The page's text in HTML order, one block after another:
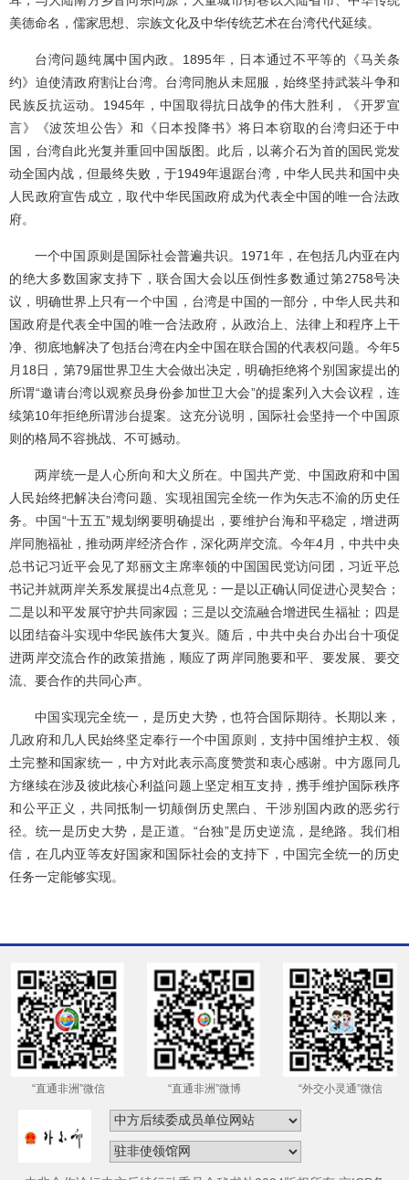
美德命名，儒家思想、宗族文化及中华传统艺术在台湾代代延续。
台湾问题纯属中国内政。1895年，日本通过不平等的《马关条
约》迫使清政府割让台湾。台湾同胞从未屈服，始终坚持武装斗争和
民族反抗运动。1945年，中国取得抗日战争的伟大胜利，《开罗宣
言》《波茨坦公告》和《日本投降书》将日本窃取的台湾归还于中
国，台湾自此光复并重回中国版图。此后，以蒋介石为首的国民党发
动全国内战，但最终失败，于1949年退踞台湾，中华人民共和国中央
人民政府宣告成立，取代中华民国政府成为代表全中国的唯一合法政
府。
一个中国原则是国际社会普遍共识。1971年，在包括几内亚在内
的绝大多数国家支持下，联合国大会以压倒性多数通过第2758号决
议，明确世界上只有一个中国，台湾是中国的一部分，中华人民共和
国政府是代表全中国的唯一合法政府，从政治上、法律上和程序上干
净、彻底地解决了包括台湾在内全中国在联合国的代表权问题。今年5
月18日，第79届世界卫生大会做出决定，明确拒绝将个别国家提出的
所谓“邀请台湾以观察员身份参加世卫大会”的提案列入大会议程，连
续第10年拒绝所谓涉台提案。这充分说明，国际社会坚持一个中国原
则的格局不容挑战、不可撼动。
两岸统一是人心所向和大义所在。中国共产党、中国政府和中国
人民始终把解决台湾问题、实现祖国完全统一作为矢志不渝的历史任
务。中国“十五五”规划纲要明确提出，要维护台海和平稳定，增进两
岸同胞福祉，推动两岸经济合作，深化两岸交流。今年4月，中共中央
总书记习近平会见了郑丽文主席率领的中国国民党访问团，习近平总
书记并就两岸关系发展提出4点意见：一是以正确认同促进心灵契合；
二是以和平发展守护共同家园；三是以交流融合增进民生福祉；四是
以团结奋斗实现中华民族伟大复兴。随后，中共中央台办出台十项促
进两岸交流合作的政策措施，顺应了两岸同胞要和平、要发展、要交
流、要合作的共同心声。
中国实现完全统一，是历史大势，也符合国际期待。长期以来，
几政府和几人民始终坚定奉行一个中国原则，支持中国维护主权、领
土完整和国家统一，中方对此表示高度赞赏和衷心感谢。中方愿同几
方继续在涉及彼此核心利益问题上坚定相互支持，携手维护国际秩序
和公平正义，共同抵制一切颠倒历史黑白、干涉别国内政的恶劣行
径。统一是历史大势，是正道。“台独”是历史逆流，是绝路。我们相
信，在几内亚等友好国家和国际社会的支持下，中国完全统一的历史
任务一定能够实现。
“直通非洲”微信 “直通非洲”微博 “外交小灵通”微信